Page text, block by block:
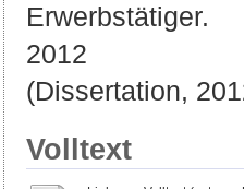
Erwerbstätiger.
2012
(Dissertation,
Volltext